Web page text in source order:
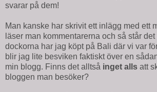
svarar på dem!
Man kanske har skrivit ett inlägg med ett
läser man kommentarerna och så står
dockorna har jag köpt på Bali där vi var
blir jag lite besviken faktiskt över en
min blogg. Finns det alltså inget alls att
bloggen man besöker?